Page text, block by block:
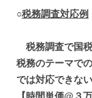
○税務調査対応例
税務調査で国
税務のテーマで
では対応できな